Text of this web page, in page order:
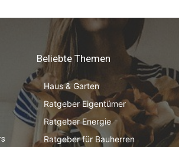
Beliebte Themen
Haus & Garten
Ratgeber Eigentümer
Ratgeber Energie
Ratgeber für Bauherren